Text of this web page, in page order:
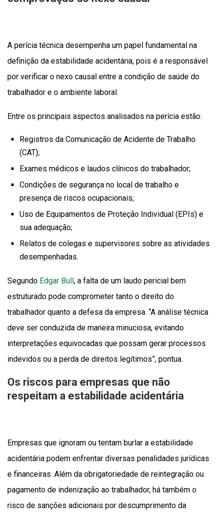
A perícia técnica desempenha um papel fundamental na
definição da estabilidade acidentária, pois é a responsável
por verificar o nexo causal entre a condição de saúde do
trabalhador e o ambiente laboral.
Entre os principais aspectos analisados na perícia estão:
Registros da Comunicação de Acidente de Trabalho
(CAT);
Exames médicos e laudos clínicos do trabalhador;
Condições de segurança no local de trabalho e
presença de riscos ocupacionais;
Uso de Equipamentos de Proteção Individual (EPIs) e
sua adequação;
Relatos de colegas e supervisores sobre as atividades
desempenhadas.
Segundo Edgar Bull, a falta de um laudo pericial bem
estruturado pode comprometer tanto o direito do
trabalhador quanto a defesa da empresa. “A análise técnica
deve ser conduzida de maneira minuciosa, evitando
interpretações equivocadas que possam gerar processos
indevidos ou a perda de direitos legítimos”, pontua.
Os riscos para empresas que não
respeitam a estabilidade acidentária
Empresas que ignoram ou tentam burlar a estabilidade
acidentária podem enfrentar diversas penalidades jurídicas
e financeiras. Além da obrigatoriedade de reintegração ou
pagamento de indenização ao trabalhador, há também o
risco de sanções adicionais por descumprimento da